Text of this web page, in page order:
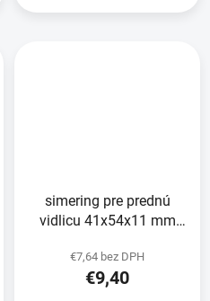
simering pre prednú
vidlicu 41x54x11 mm
€7,64 bez DPH
€9,40